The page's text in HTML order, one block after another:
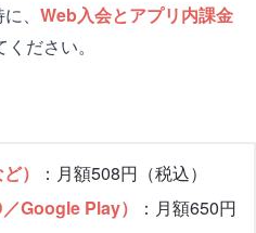
、 Web入会とアプリ内課金
ださい。
）
：月額508円（税込）
Google Play）
：月額650円